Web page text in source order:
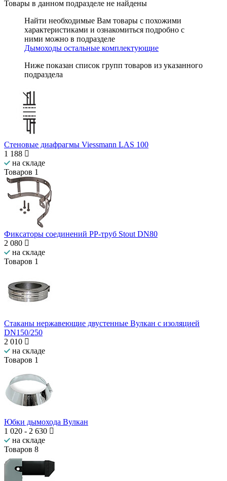
Товары в данном подразделе не найдены
Найти необходимые Вам товары с похожими
характеристиками и ознакомиться подробно с
ними можно в подразделе
Дымоходы остальные комплектующие
Ниже показан список групп товаров из указанного
подраздела
Стеновые диафрагмы Viessmann LAS 100
1 188
на складе
Товаров 1
Фиксаторы соединений PP-труб Stout DN80
2 080
на складе
Товаров 1
Стаканы нержавеющие двустенные Вулкан с изоляцией
DN150/250
2 010
на складе
Товаров 1
Юбки дымохода Вулкан
1 020 - 2 630
на складе
Товаров 8